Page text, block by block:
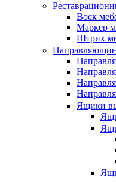
Воск
Маркер
Штрих
Ящики